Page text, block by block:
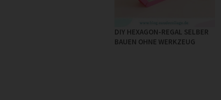
DIY HEXAGON-REGAL SELBER
BAUEN OHNE WERKZEUG